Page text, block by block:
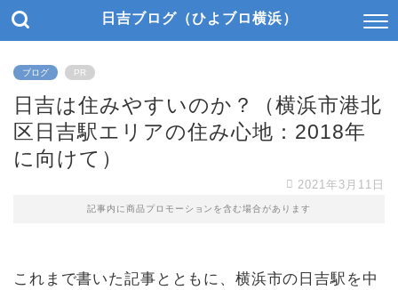
日吉ブログ（ひよブロ横浜）
ブログ PR
日吉は住みやすいのか？（横浜市港北
区日吉駅エリアの住み心地：2018年
に向けて）
2021年3月11日
記事内に商品プロモーションを含む場合があります
これまで書いた記事とともに、横浜市の日吉駅を中